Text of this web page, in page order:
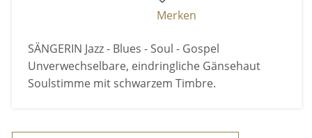
Merken
SÄNGERIN Jazz - Blues - Soul - Gospel
Unverwechselbare, eindringliche Gänsehaut
Soulstimme mit schwarzem Timbre.